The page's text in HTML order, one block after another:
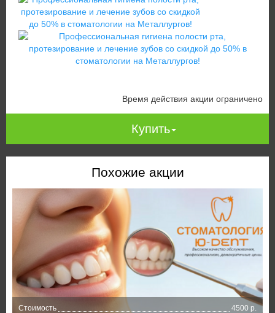
Время действия акции ограничено
Купить
Похожие акции
Стоимость
4500 р.